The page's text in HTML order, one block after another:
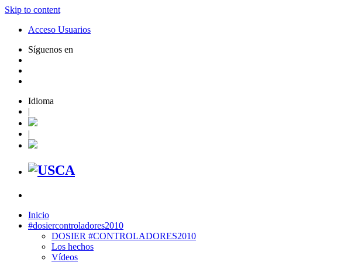
Skip to content
Acceso Usuarios
Síguenos en
Idioma
|
|
Inicio
#dosiercontroladores2010
DOSIER #CONTROLADORES2010
Los hechos
Vídeos